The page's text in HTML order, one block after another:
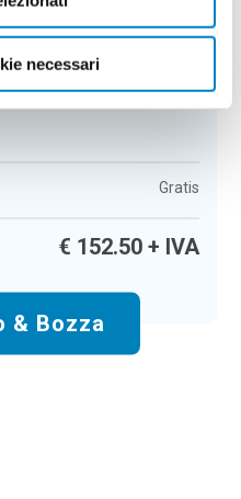
necessari
Quantità:50
€152,50+ IVA
Gratis
€ 152.50+ IVA
& Bozza